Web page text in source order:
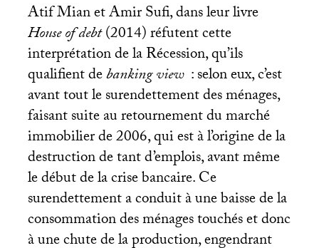
Atif Mian et Amir Sufi, dans leur livre
House of debt(2014) réfutent cette
interprétation de la Récession, qu’ils
qualifient debanking view : selon eux, c’est
avant tout le surendettement des ménages,
faisant suite au retournement du marché
immobilier de 2006, qui est à l’origine de la
destruction de tant d’emplois, avant même
le début de la crise bancaire. Ce
surendettement a conduit à une baisse de la
consommation des ménages touchés et donc
à une chute de la production, engendrant